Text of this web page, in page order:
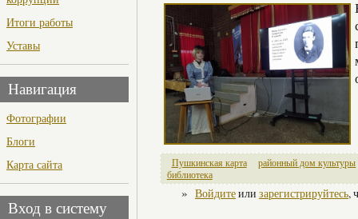
Итоги работы
Уставы
Навигация
Фотографии
Блоги
Карта сайта
Вход в систему
Пушкинская карта
районный дом культуры
библиотека
» Войдитеили зарегистрируйтесь,